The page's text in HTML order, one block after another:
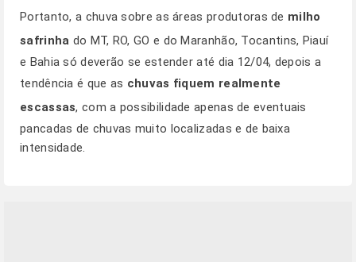
Portanto, a chuva sobre as áreas produtoras de milho
safrinha do MT, RO, GO e do Maranhão, Tocantins, Piauí
e Bahia só deverão se estender até dia 12/04, depois a
tendência é que as chuvas fiquem realmente
escassas, com a possibilidade apenas de eventuais
pancadas de chuvas muito localizadas e de baixa
intensidade.